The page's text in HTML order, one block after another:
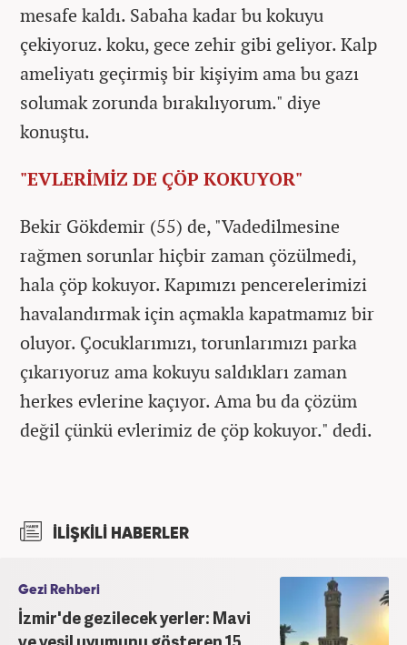
mesafe kaldı. Sabaha kadar bu kokuyu
çekiyoruz. koku, gece zehir gibi geliyor. Kalp
ameliyatı geçirmiş bir kişiyim ama bu gazı
solumak zorunda bırakılıyorum." diye
konuştu.
"EVLERİMİZ DE ÇÖP KOKUYOR"
Bekir Gökdemir (55) de, "Vadedilmesine
rağmen sorunlar hiçbir zaman çözülmedi,
hala çöp kokuyor. Kapımızı pencerelerimizi
havalandırmak için açmakla kapatmamız bir
oluyor. Çocuklarımızı, torunlarımızı parka
çıkarıyoruz ama kokuyu saldıkları zaman
herkes evlerine kaçıyor. Ama bu da çözüm
değil çünkü evlerimiz de çöp kokuyor." dedi.
İLİŞKİLİ HABERLER
Gezi Rehberi
İzmir'de gezilecek yerler: Mavi